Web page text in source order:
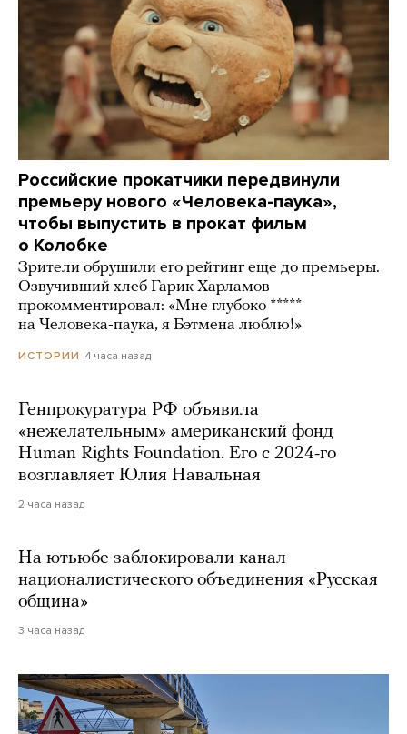
Российские прокатчики передвинули
премьеру нового «Человека-паука»,
чтобы выпустить в прокат фильм
о Колобке
Зрители обрушили его рейтинг еще до премьеры.
Озвучивший хлеб Гарик Харламов
прокомментировал: «Мне глубоко *****
на Человека-паука, я Бэтмена люблю!»
ИСТОРИИ 4 часа назад
Генпрокуратура РФ объявила
«нежелательным» американский фонд
Human Rights Foundation. Его с 2024-го
возглавляет Юлия Навальная
2 часа назад
На ютьюбе заблокировали канал
националистического объединения «Русская
община»
3 часа назад